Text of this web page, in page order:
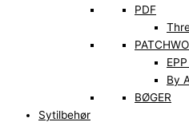
PDF
By
BØGER
Sytilbehør